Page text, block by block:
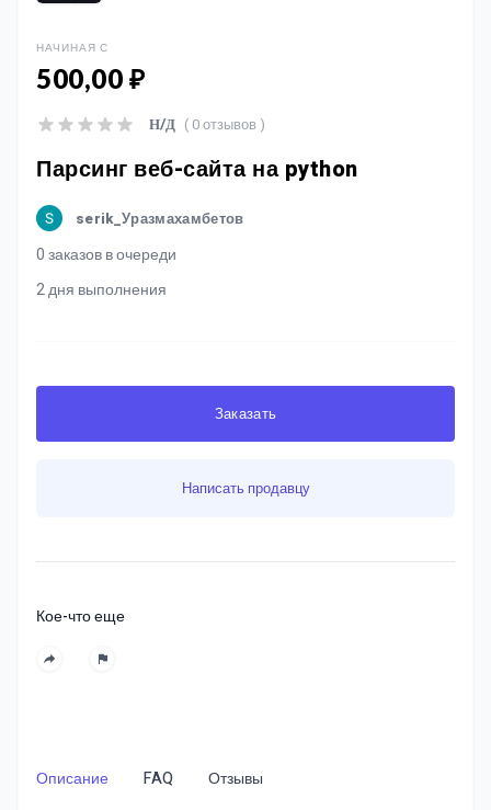
НАЧИНАЯ С
500,00 ₽
Парсинг веб-сайта на python
serik_Уразмахамбетов
0 заказов в очереди
2 дня выполнения
Н/Д ( 0 отзывов )
Заказать
Написать продавцу
Кое-что еще
Описание FAQ Отзывы